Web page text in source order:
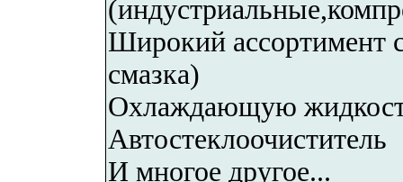
Широкий ассортимент
смазка)
Охлаждающую
Автостеклоочиститель
И многое другое...